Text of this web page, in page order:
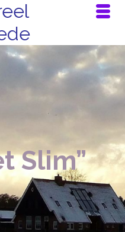
Slim”